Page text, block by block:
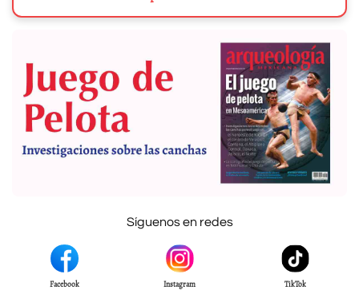
Síguenos en redes
Facebook Instagram TikTok